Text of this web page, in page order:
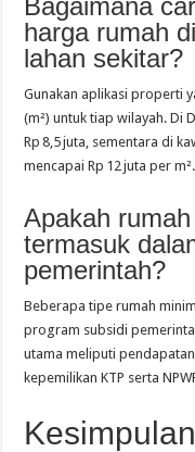
harga rumah
lahan sekitar?
Gunakan aplikasi properti
(m²) untuk tiap wilayah. Di
Rp 8,5 juta, sementara di
mencapai Rp 12 juta per m².
Apakah
termasuk
pemerintah?
Beberapa tipe rumah
program subsidi
utama meliputi
kepemilikan KTP serta
Kesimpulan